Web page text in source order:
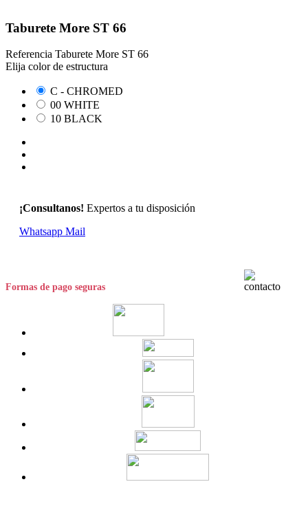
Taburete More ST 66
Referencia Taburete More ST 66
Elija color de estructura
C - CHROMED
00 WHITE
10 BLACK
¡Consultanos! Expertos a tu disposición
Whatsapp Mail
Formas de pago seguras